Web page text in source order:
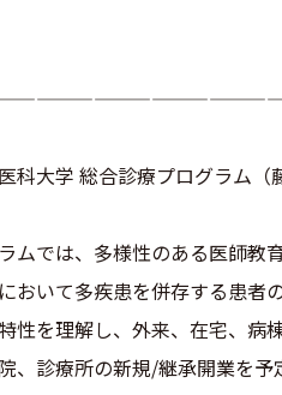
科大学 総合診療プログラム（
ムでは、多様性のある医師教
おいて多疾患を併存する患
性を理解し、外来、在宅、
、診療所の新規/継承開業を